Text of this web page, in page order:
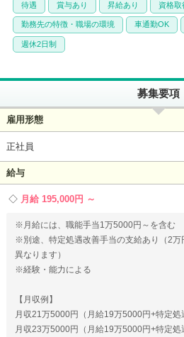
待遇 賞与あり 昇給あり 資格取
勤務先の特徴・職場の環境 車通勤OK
週休2日制
募集要項
雇用形態
正社員
給与
月給 195,000円 ～
※月給には、職能手当1万5000円～を含む
※別途、特定処遇改善手当の支給あり（2
異なります）
※経験・能力による
【月収例】
月収21万5000円（月給19万5000円+特定処
月収23万5000円（月給19万5000円+特定処